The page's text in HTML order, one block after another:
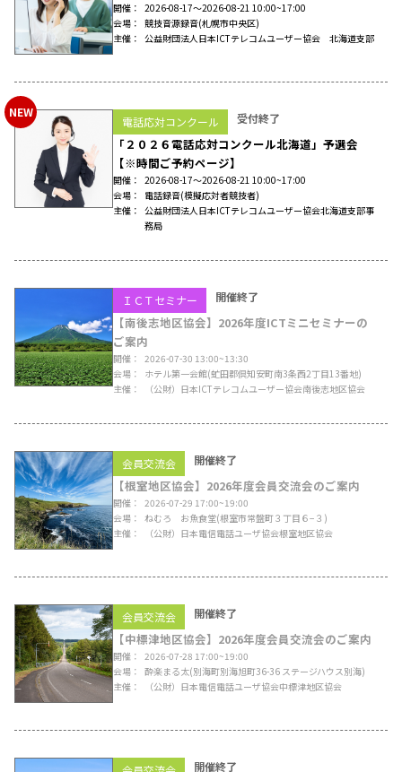
開催
2026-08-17〜2026-08-21 10:00~17:00
会場
競技音源録音(札幌市中央区)
主催
公益財団法人日本ICTテレコムユーザー協会 北海道支部
NEW
電話応対コンクール 受付終了
「２０２６電話応対コンクール北海道」予選会
【※時間ご予約ページ】
開催
2026-08-17〜2026-08-21 10:00~17:00
会場
電話録音(模擬応対者競技者)
主催
公益財団法人日本ICTテレコムユーザー協会北海道支部事
務局
ＩＣＴセミナー 開催終了
【南後志地区協会】2026年度ICTミニセミナーの
ご案内
開催
2026-07-30 13:00~13:30
会場
ホテル第一会館(虻田郡倶知安町南3条西2丁目13番地)
主催
（公財）日本ICTテレコムユーザー協会南後志地区協会
会員交流会 開催終了
【根室地区協会】2026年度会員交流会のご案内
開催
2026-07-29 17:00~19:00
会場
ねむろ お魚食堂(根室市常盤町３丁目６−３)
主催
（公財）日本電信電話ユーザ協会根室地区協会
会員交流会 開催終了
【中標津地区協会】2026年度会員交流会のご案内
開催
2026-07-28 17:00~19:00
会場
酔楽まる太(別海町別海旭町36-36 ステージハウス別海)
主催
（公財）日本電信電話ユーザ協会中標津地区協会
開催終了